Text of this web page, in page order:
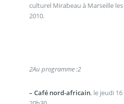
culturel Mirabeau à Marseille
2010.
2Au programme :2
– Café nord-africain, le jeudi